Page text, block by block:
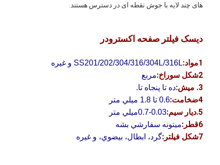
های چند لایه با جوش نقطه ای در دسترس هستند.
دیسک فیلتر صفحه اکسترودر
1مواد: SS201/202/304/316/304L/316L و غیره
2شکل سوراخ: مربع
3. ميش: ده تا پنجاه تا.
4ضخامت: 0.6 تا 1.8 ميلي متر
5.ديار سيم: 0.03-0.7ميلي متر
6قطر: ميتونه سفارشي بشه
7شکل فیلتر: گرد، ابطال، بيضوي، و غیره